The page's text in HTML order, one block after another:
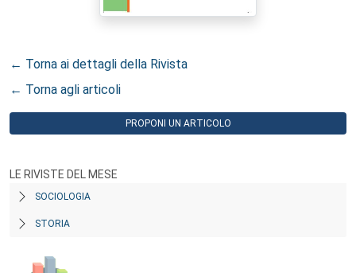
← Torna ai dettagli della Rivista
← Torna agli articoli
PROPONI UN ARTICOLO
LE RIVISTE DEL MESE
SOCIOLOGIA
STORIA